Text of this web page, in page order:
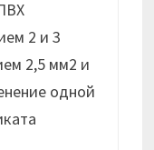
2 и 3
2,5 мм2 и
одной